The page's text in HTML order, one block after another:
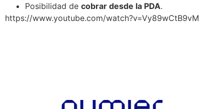
Posibilidad de cobrar desde la PDA.
https://www.youtube.com/watch?v=Vy89wCtB9vM